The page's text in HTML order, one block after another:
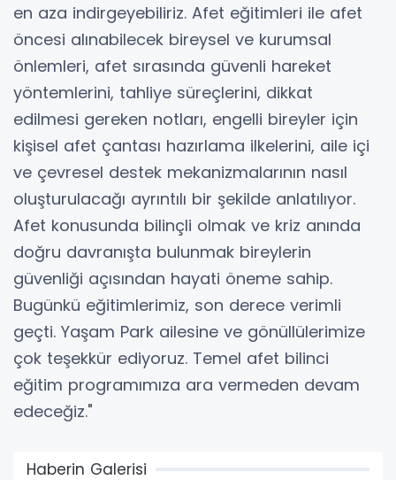
en aza indirgeyebiliriz. Afet eğitimleri ile afet
öncesi alınabilecek bireysel ve kurumsal
önlemleri, afet sırasında güvenli hareket
yöntemlerini, tahliye süreçlerini, dikkat
edilmesi gereken notları, engelli bireyler için
kişisel afet çantası hazırlama ilkelerini, aile içi
ve çevresel destek mekanizmalarının nasıl
oluşturulacağı ayrıntılı bir şekilde anlatılıyor.
Afet konusunda bilinçli olmak ve kriz anında
doğru davranışta bulunmak bireylerin
güvenliği açısından hayati öneme sahip.
Bugünkü eğitimlerimiz, son derece verimli
geçti. Yaşam Park ailesine ve gönüllülerimize
çok teşekkür ediyoruz. Temel afet bilinci
eğitim programımıza ara vermeden devam
edeceğiz."
Haberin Galerisi